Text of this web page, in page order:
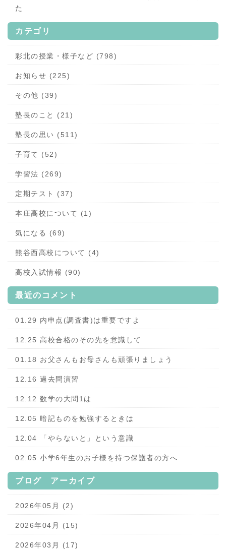
た
カテゴリ
彩北の授業・様子など (798)
お知らせ (225)
その他 (39)
塾長のこと (21)
塾長の思い (511)
子育て (52)
学習法 (269)
定期テスト (37)
本庄高校について (1)
気になる (69)
熊谷西高校について (4)
高校入試情報 (90)
最近のコメント
01.29 内申点(調査書)は重要ですよ
12.25 高校合格のその先を意識して
01.18 お父さんもお母さんも頑張りましょう
12.16 過去問演習
12.12 数学の大問1は
12.05 暗記ものを勉強するときは
12.04 「やらないと」という意識
02.05 小学6年生のお子様を持つ保護者の方へ
ブログ アーカイブ
2026年05月 (2)
2026年04月 (15)
2026年03月 (17)